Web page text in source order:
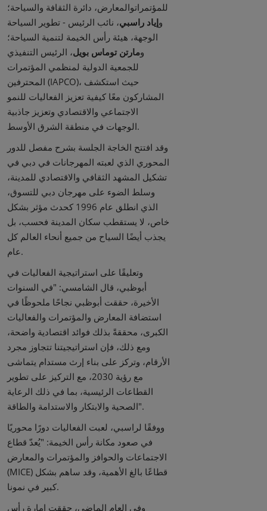
للمؤتمراتوالمعارض، دائرة الثقافة والسياحة؛
وإياد راسبي، نائب الرئيس - تطوير السياحة
الوجهة، هيئة رأس الخيمة لتنمية السياحة؛
ومارتن توماس بويل، الرئيس التنفيذي
للجمعية الدولية لمنظمي المؤتمرات
المحترفين (IAPCO)، حيث استكشف
المشاركون معًا كيفية تعزيز الفعاليات للنمو
الاجتماعي والاقتصادي وتعزيز جاذبية
الوجهات في منطقة الشرق الأوسط.
وقد افتتح الخاجة الجلسة بشرح مفصل للدور
المحوري الذي لعبته المهرجانات في دبي في
تشكيل المشهد الثقافي والاقتصادي للمدينة،
وسلط الضوء على مهرجان دبي للتسوق،
الذي انطلق عام 1996 كحدث مؤثر بشكل
خاص، لا يستقطب سكان المدينة فحسب، بل
يجذب أيضًا السياح من جميع أنحاء العالم كل
عام.
وتعليقًا على استراتيجية الفعاليات في
أبوظبي، قال الشامسي: "في السنوات
الأخيرة، حققت أبوظبي نجاحًا ملحوظًا في
استضافة المعارض والمؤتمرات والفعاليات
الكبرى، محققةً بذلك فوائد اقتصادية واضحة،
ومع ذلك، فإن استراتيجيتنا تتجاوز مجرد
الأرقام، وتركز على بناء إرث مستدام يتماشى
مع رؤية 2030، مع التركيز على تطوير
القطاعات الرئيسية، بما في ذلك الرعاية
الصحية والابتكار والاستدامة والطاقة".
ووفقًا لراسبي، لعبت الفعاليات دورًا محوريًا
في صعود مكانة رأس الخيمة: "يُعدّ قطاع
الاجتماعات والحوافز والمؤتمرات والمعارض
(MICE) قطاعًا بالغ الأهمية، وقد ساهم بشكل
كبير في نمونا.
وفي العام الماضي، حققت إمارة رأس